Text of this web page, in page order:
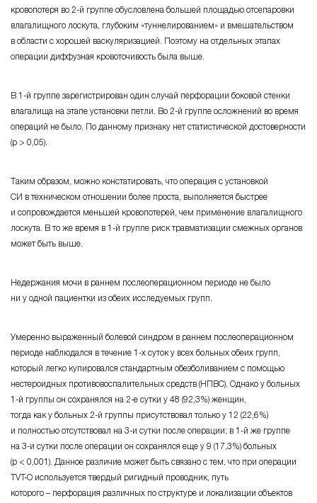
кровопотеря во 2-й группе обусловлена большей площадью отсепаровки
влагалищного лоскута, глубоким «туннелированием» и вмешательством
в области с хорошей васкуляризацией. Поэтому на отдельных этапах
операции диффузная кровоточивость была выше.
В 1-й группе зарегистрирован один случай перфорации боковой стенки
влагалища на этапе установки петли. Во 2-й группе осложнений во время
операций не было. По данному признаку нет статистической достоверности
(р > 0,05).
Таким образом, можно констатировать, что операция с установкой
СИ в техническом отношении более проста, выполняется быстрее
и сопровождается меньшей кровопотерей, чем применение влагалищного
лоскута. В то же время в 1-й группе риск травматизации смежных органов
может быть выше.
Недержания мочи в раннем послеоперационном периоде не было
ни у одной пациентки из обеих исследуемых групп.
Умеренно выраженный болевой синдром в раннем послеоперационном
периоде наблюдался в течение 1-х сутоку всех больных обеих групп,
который легко купировался стандартным обезболиванием с помощью
нестероидных противовоспалительных средств (НПВС). Однако у больных
1-й группы он сохранялся на 2-е сутки у 48 (92,3%) женщин,
тогда как у больных 2-й группы присутствовал только у 12 (22,6%)
и полностью отсутствовал на 3-и сутки после операции; в 1-й же группе
на 3-и сутки после операции он сохранялся еще у 9 (17,3%) больных
(р < 0,001). Данное различие может быть связано с тем, что при операции
TVT-O используется твердый ригидный проводник, путь
которого – перфорация различных по структуре и локализации объектов